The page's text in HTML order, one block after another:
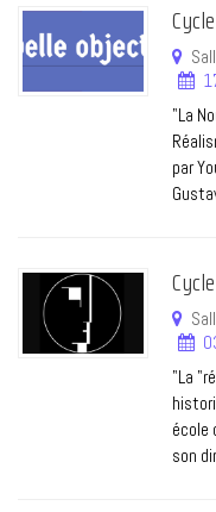
"La
par
"La
école
son